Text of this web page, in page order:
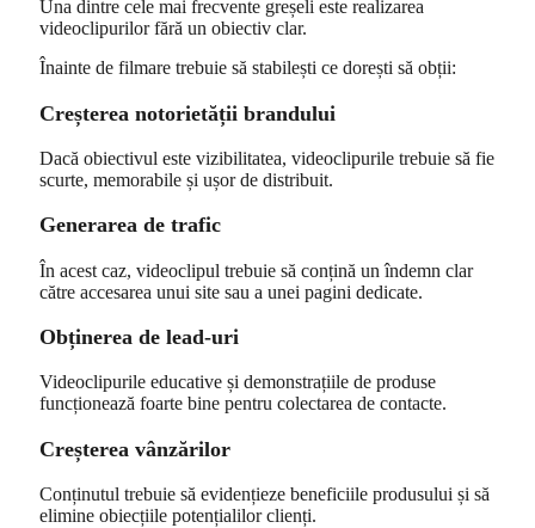
Una dintre cele mai frecvente greșeli este realizarea
videoclipurilor fără un obiectiv clar.
Înainte de filmare trebuie să stabilești ce dorești să obții:
Creșterea notorietății brandului
Dacă obiectivul este vizibilitatea, videoclipurile trebuie să fie
scurte, memorabile și ușor de distribuit.
Generarea de trafic
În acest caz, videoclipul trebuie să conțină un îndemn clar
către accesarea unui site sau a unei pagini dedicate.
Obținerea de lead-uri
Videoclipurile educative și demonstrațiile de produse
funcționează foarte bine pentru colectarea de contacte.
Creșterea vânzărilor
Conținutul trebuie să evidențieze beneficiile produsului și să
elimine obiecțiile potențialilor clienți.